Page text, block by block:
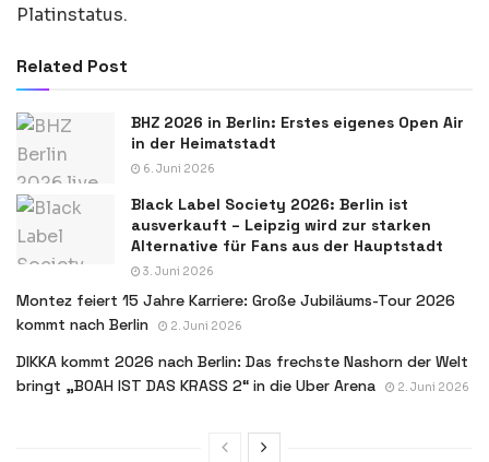
Platinstatus.
Related Post
BHZ 2026 in Berlin: Erstes eigenes Open Air
in der Heimatstadt
6. Juni 2026
Black Label Society 2026: Berlin ist
ausverkauft – Leipzig wird zur starken
Alternative für Fans aus der Hauptstadt
3. Juni 2026
Montez feiert 15 Jahre Karriere: Große Jubiläums-Tour 2026
kommt nach Berlin
2. Juni 2026
DIKKA kommt 2026 nach Berlin: Das frechste Nashorn der Welt
bringt „BOAH IST DAS KRASS 2“ in die Uber Arena
2. Juni 2026